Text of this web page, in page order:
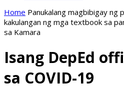
Home Panukalang magbibigay ng
kakulangan ng mga textbook sa
sa Kamara
Isang DepEd
sa COVID-19